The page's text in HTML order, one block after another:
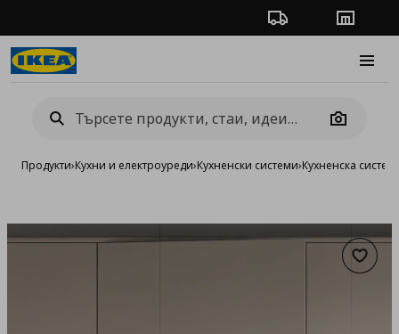
Проследяване на
Camera
Продукти›Кухни и електроуреди›Кухненски системи›Кухненска